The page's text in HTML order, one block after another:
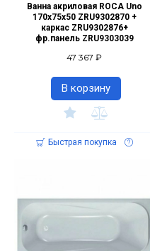
Ванна акриловая ROCA Uno
170х75х50 ZRU9302870 +
каркас ZRU9302876+
фр.панель ZRU9303039
47 367 ₽
В корзину
Быстрая покупка